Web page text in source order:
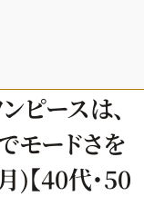
ピースは、
モードさを
【40代・50